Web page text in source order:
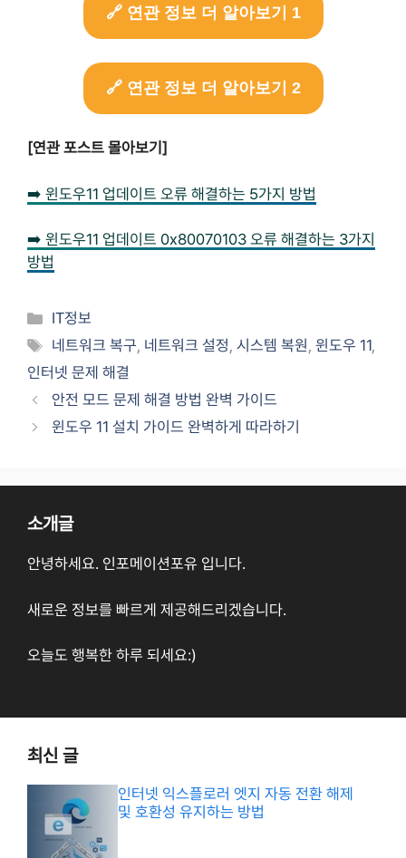
🔗 연관 정보 더 알아보기 1
🔗 연관 정보 더 알아보기 2
[연관 포스트 몰아보기]
➡️ 윈도우11 업데이트 오류 해결하는 5가지 방법
➡️ 윈도우11 업데이트 0x80070103 오류 해결하는 3가지
방법
Categories
IT정보
Tags
네트워크 복구, 네트워크 설정,시스템 복원,윈도우 11,
인터넷 문제 해결
안전 모드 문제 해결 방법 완벽 가이드
윈도우 11 설치 가이드 완벽하게 따라하기
소개글
안녕하세요. 인포메이션포유 입니다.
새로운 정보를 빠르게 제공해드리겠습니다.
오늘도 행복한 하루 되세요:)
최신 글
인터넷 익스플로러 엣지 자동 전환 해제
및 호환성 유지하는 방법